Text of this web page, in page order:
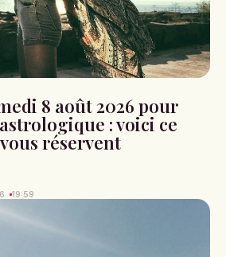
8 août 2026 pour
: voici ce
réservent
19:59